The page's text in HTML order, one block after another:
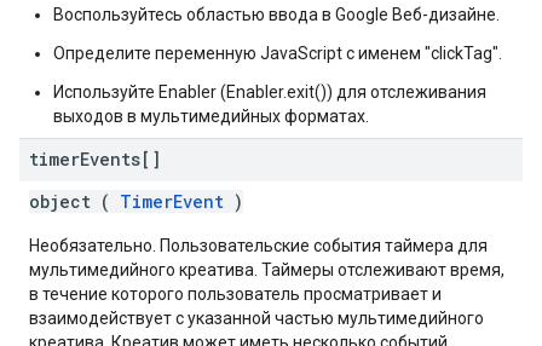
Воспользуйтесь областью ввода в Google Веб-дизайне.
Определите переменную JavaScript с именем "clickTag".
Используйте Enabler (Enabler.exit()) для отслеживания
выходов в мультимедийных форматах.
timerEvents[]
object ( TimerEvent )
Необязательно. Пользовательские события таймера для
мультимедийного креатива. Таймеры отслеживают время,
в течение которого пользователь просматривает и
взаимодействует с указанной частью мультимедийного